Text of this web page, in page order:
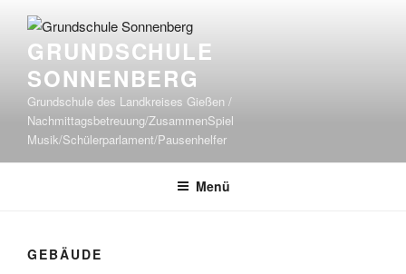
Inhalt
springenGRUNDSCHULE
SONNENBERG
Grundschule des Landkreises Gießen /
Nachmittagsbetreuung/ZusammenSpiel
Musik/Schülerparlament/Pausenhelfer
Menü
GEBÄUDE